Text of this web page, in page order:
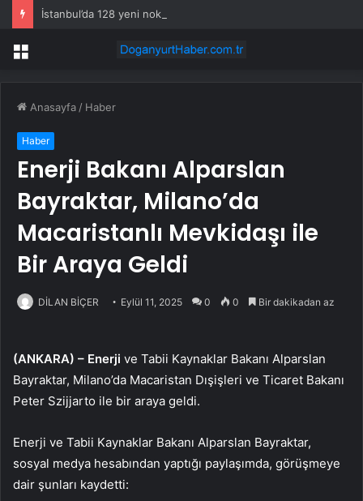
İstanbul’da 128 yeni noktaya daha EDS geliyor
Menü
Anasayfa / Haber
Haber
Enerji Bakanı Alparslan
Bayraktar, Milano’da
Macaristanlı Mevkidaşı ile
Bir Araya Geldi
DİLAN BİÇER Eylül 11, 2025 0 0 Bir dakikadan az
(ANKARA) – Enerji ve Tabii Kaynaklar Bakanı Alparslan
Bayraktar, Milano’da Macaristan Dışişleri ve Ticaret Bakanı
Peter Szijjarto ile bir araya geldi.
Enerji ve Tabii Kaynaklar Bakanı Alparslan Bayraktar,
sosyal medya hesabından yaptığı paylaşımda, görüşmeye
dair şunları kaydetti: